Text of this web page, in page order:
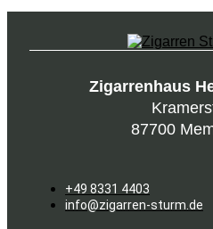
Zigarrenhaus
87700
+49 8331 4403
info@zigarren-sturm.de